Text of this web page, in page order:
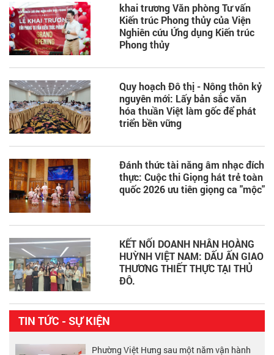
khai trương Văn phòng Tư vấn
Kiến trúc Phong thủy của Viện
Nghiên cứu Ứng dụng Kiến trúc
Phong thủy
Quy hoạch Đô thị - Nông thôn kỷ
nguyên mới: Lấy bản sắc văn
hóa thuần Việt làm gốc để phát
triển bền vững
Đánh thức tài năng âm nhạc đích
thực: Cuộc thi Giọng hát trẻ toàn
quốc 2026 ưu tiên giọng ca "mộc"
KẾT NỐI DOANH NHÂN HOÀNG
HUỲNH VIỆT NAM: DẤU ẤN GIAO
THƯƠNG THIẾT THỰC TẠI THỦ
ĐÔ.
TIN TỨC - SỰ KIỆN
Phường Việt Hưng sau một năm vận hành